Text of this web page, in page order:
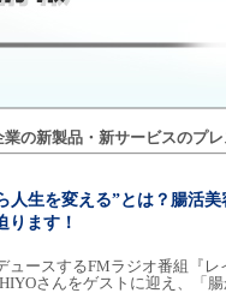
の新製品・新サービスのプ
人生を変える”とは？腸活
ります！
ースするFMラジオ番組『レ
さんをゲストに迎え、「